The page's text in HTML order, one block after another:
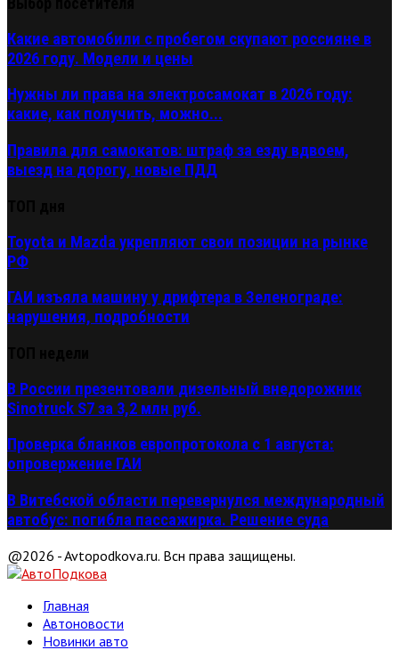
Какие автомобили с пробегом скупают россияне в
2026 году. Модели и цены
Нужны ли права на электросамокат в 2026 году:
какие, как получить, можно...
Правила для самокатов: штраф за езду вдвоем,
выезд на дорогу, новые ПДД
Toyota и Mazda укрепляют свои позиции на рынке
РФ
ГАИ изъяла машину у дрифтера в Зеленограде:
нарушения, подробности
В России презентовали дизельный внедорожник
Sinotruck S7 за 3,2 млн руб.
Проверка бланков европротокола с 1 августа:
опровержение ГАИ
В Витебской области перевернулся международный
автобус: погибла пассажирка. Решение суда
@2026 - Avtopodkova.ru. Всн права защищены.
Главная
Автоновости
Новинки авто